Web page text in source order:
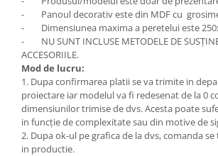
- Panoul decorativ este din MDF cu
- Dimensiunea maxima a peretelui este
- NU SUNT INCLUSE METODELE DE
ACCESORIILE.
Mod de lucru:
1. Dupa confirmarea platii se va trimite in
proiectare iar modelul va fi redesenat de la 0
dimensiunilor trimise de dvs. Acesta poate
in funcție de complexitate sau din motive de
2. Dupa ok-ul pe grafica de la dvs, comanda
in productie.